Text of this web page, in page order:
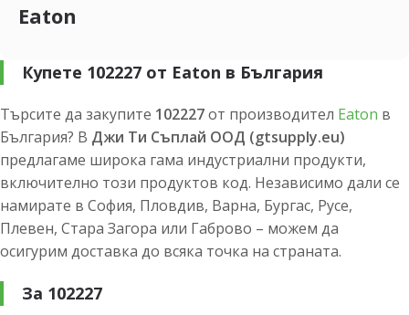
Eaton
Купете 102227 от Eaton в България
Търсите да закупите 102227от производител Eaton в
България? В Джи Ти Съплай ООД (gtsupply.eu)
предлагаме широка гама индустриални продукти,
включително този продуктов код. Независимо дали се
намирате в София, Пловдив, Варна, Бургас, Русе,
Плевен, Стара Загора или Габрово – можем да
осигурим доставка до всяка точка на страната.
За 102227